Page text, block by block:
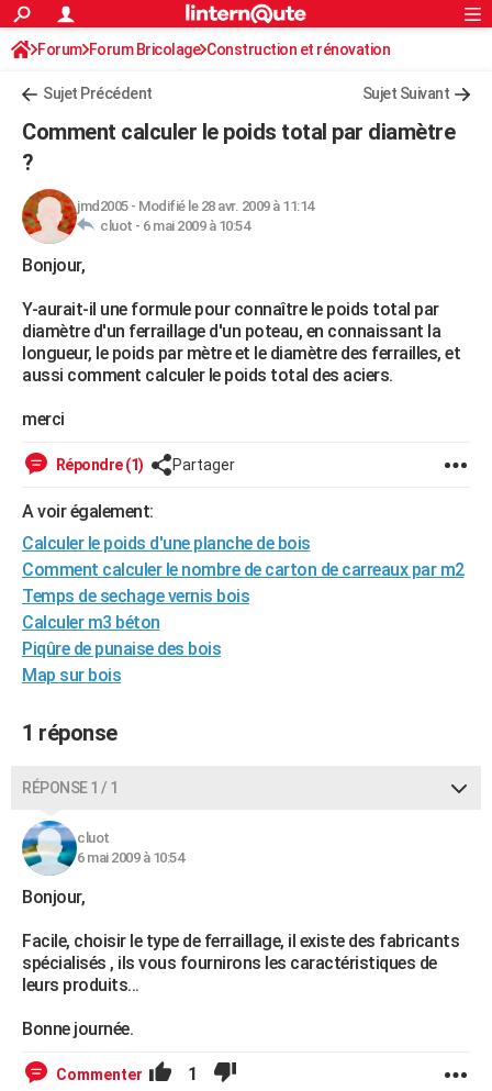
ACTUALITÉS
Politique
Société
Faits Divers
Education
Monde
Villes
+
Programme TV
TNTStreaming
Cinéma
Sorties cinéma
Musique
+FINANCE
Retraite
Impôts
Epargne
Immobilier
Risques naturels par ville
Banque
Assurance
Crédit
AUTO
Essais
Réserver un essai
Citadines
Berlines
SUV
Forum auto
HIGH-TECH
Forum
Aménagement intérieur
Extérieur
Cuisine
Salle de bains
Jardinage
Rangement
WEEK-END
Guides de France
Escapades
Patrimoine
Expositions
Musées
Week-end nature
+LIFESTYLE
Art de vivre
Bien-être
Loisirs
Mode
Modes de vie
SANTE
Alimentation
Guide de la santé
Maladies
Médicaments
Sommeil
VOYAGE
Destinations
City break
Voyage nature
Voyage de noces
Forum
Climat
+PHOTO
GUIDES D'ACHAT
BONS PLANS
CARTE DE VOEUX
Dictionnaire
Biographies
Citations
Expressions
Proverbes
PROGRAMME TV
COPAINS D'AVANT
S'inscrire
Se connecter
Lycées
Collèges
Primaires
Universités
Entreprises
Service militaire
Avis de recherche
AVIS DE DÉCÈS
FORUM
Rechercher
S'inscrire
Connexion
Forum Forum Bricolage Construction et rénovation
Sujet Précédent Sujet Suivant
Comment calculer le poids total par diamètre
?
jmd2005- Modifié le 28 avr. 2009 à 11:14
cluot - 6 mai 2009 à 10:54
Bonjour,
Y-aurait-il une formule pour connaître le poids total par
diamètre d'un ferraillage d'un poteau, en connaissant la
longueur, le poids par mètre et le diamètre des ferrailles, et
aussi comment calculer le poids total des aciers.
merci
Répondre (1) Partager
A voir également:
Calculer le poids d'une planche de bois
Comment calculer le nombre de carton de carreaux par m2
Temps de sechage vernis bois
Calculer m3 béton
Piqûre de punaise des bois
Map sur bois
1 réponse
RÉPONSE 1 / 1
cluot
6 mai 2009 à 10:54
Bonjour,
Facile, choisir le type de ferraillage, il existe des fabricants
spécialisés , ils vous fournirons les caractéristiques de
leurs produits...
Bonne journée.
Commenter 1